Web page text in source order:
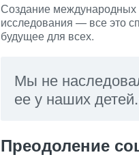
Создание международных
исследования — все это
будущее для всех.
Мы не
ее у наших
Преодоление